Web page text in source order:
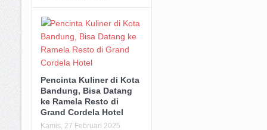
Pencinta Kuliner di Kota
Bandung, Bisa Datang
ke Ramela Resto di
Grand Cordela Hotel
Kamis, 27 Februari 2025